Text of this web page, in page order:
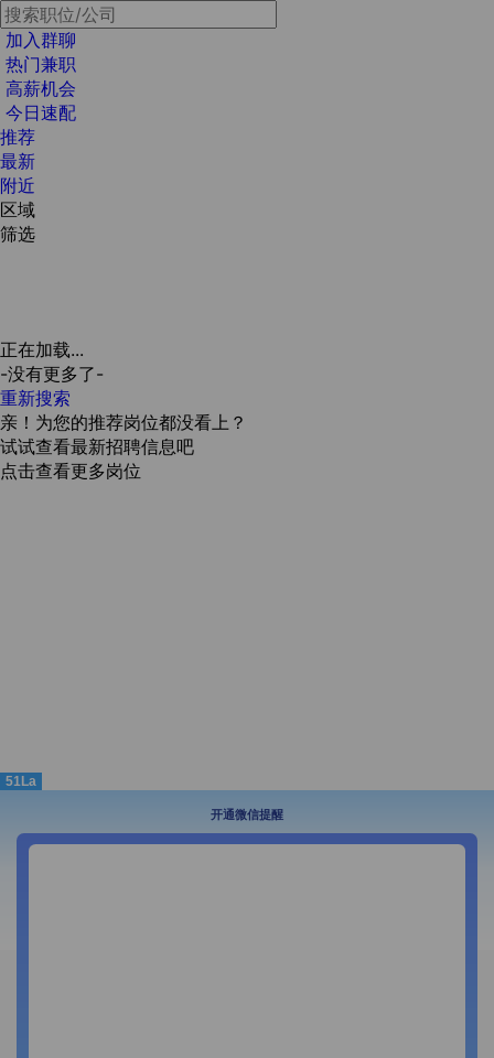
加入群聊
热门兼职
高薪机会
今日速配
推荐
最新
附近
区域
筛选
正在加载...
-没有更多了-
重新搜索
亲！为您的推荐岗位都没看上？
试试查看最新招聘信息吧
点击查看更多岗位
51La
开通微信提醒